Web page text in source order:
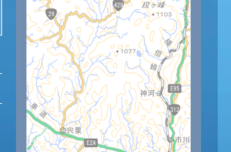
11時 12時 13時 14時 15時 16時
29 30 31 30 29